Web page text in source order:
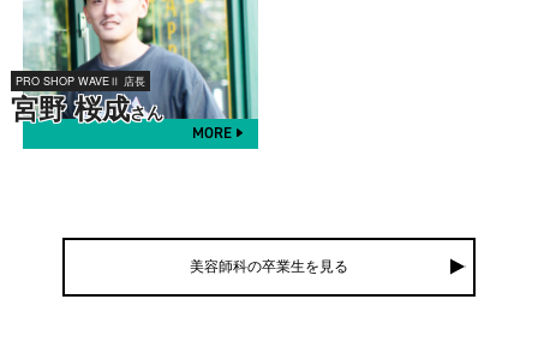
PRO SHOP WAVEⅡ 店長
宮野 桜成さん
MORE
美容師科の卒業生を見る